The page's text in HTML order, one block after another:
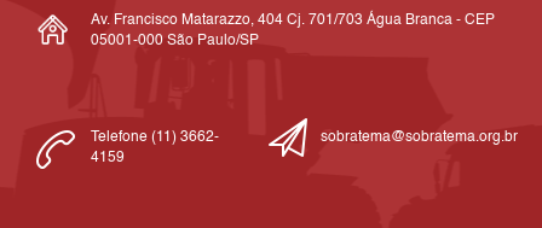
Av. Francisco Matarazzo, 404 Cj. 701/703 Água Branca - CEP
05001-000 São Paulo/SP
Telefone (11) 3662-
4159
sobratema@sobratema.org.br